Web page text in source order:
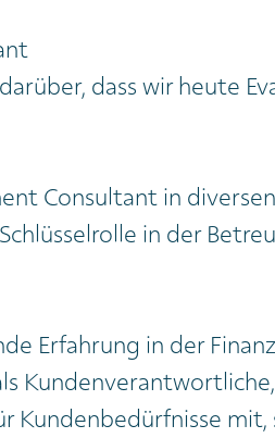
dass wir heute
Consultant in
in der
Erfahrung in der
Kundenbedürfnisse